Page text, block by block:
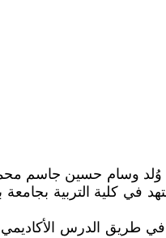
في كلية التربية